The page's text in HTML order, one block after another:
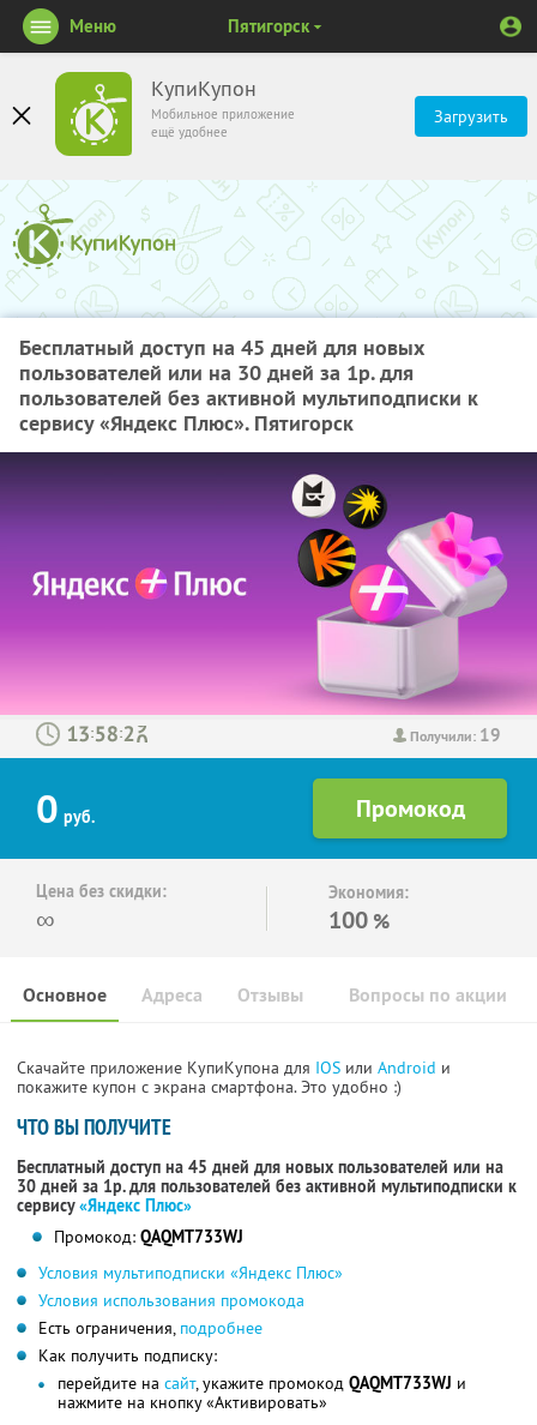
КупиКупон
Мобильное приложение
ещё удобнее
Загрузить
Меню Пятигорск
Бесплатный доступ на 45 дней для новых
пользователей или на 30 дней за 1р. для
пользователей без активной мультиподписки к
сервису «Яндекс Плюс». Пятигорск
Получили: 19
: :
0 руб.
Цена без скидки:
∞
Экономия:
100 %
Основное Отзывы Вопросы по акции
Адреса
Скачайте приложение КупиКупона для IOS или Android и
покажите купон с экрана смартфона. Это удобно :)
ЧТО ВЫ ПОЛУЧИТЕ
Бесплатный доступ на 45 дней для новых пользователей или на
30 дней за 1р. для пользователей без активной мультиподписки к
сервису«Яндекс Плюс»
Промокод: QAQMT733WJ
Условия мультиподписки «Яндекс Плюс»
Условия использования промокода
Есть ограничения, подробнее
Как получить подписку:
перейдите на сайт, укажите промокод QAQMT733WJ и
нажмите на кнопку «Активировать»